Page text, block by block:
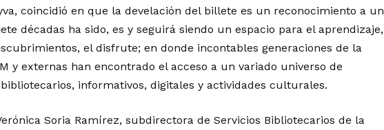
coincidió en que la develación del billete es un reconocimiento a un
décadas ha sido, es y seguirá siendo un espacio para el aprendizaje,
el disfrute; en donde incontables generaciones de la
y externas han encontrado el acceso a un variado universo de
informativos, digitales y actividades culturales.
Soria Ramírez, subdirectora de Servicios Bibliotecarios de la